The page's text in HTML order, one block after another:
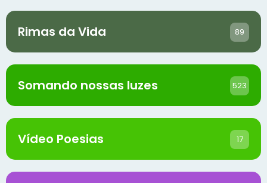
Rimas da Vida 89
Somando nossas luzes 523
Vídeo Poesias 17